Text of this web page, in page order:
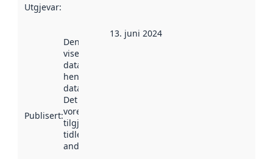
Utgjevar:
Publisert:
Denne datoen
viser når
datasettet vart
henta inn av
data.norge.no.
Det kan ha
vore
tilgjengeleg
tidlegare
andre stader.
13. juni 2024